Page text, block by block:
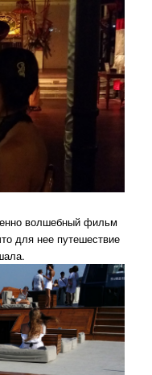
волшебный фильм
для нее путешествие